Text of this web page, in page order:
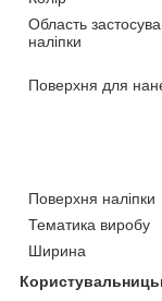
Область
наліпки
Поверхня для
Поверхня наліпки
Тематика виробу
Ширина